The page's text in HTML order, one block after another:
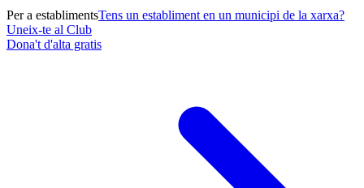
Per a establimentsTens un establiment en un municipi de la xarxa?
Uneix-te al Club
Dona't d'alta gratis